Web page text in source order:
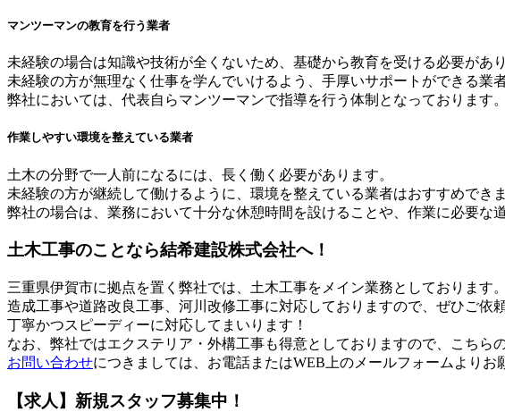
マンツーマンの教育を行う業者
未経験の場合は知識や技術が全くないため、基礎から教育を受ける必要があり
未経験の方が無理なく仕事を学んでいけるよう、手厚いサポートができる業
弊社においては、代表自らマンツーマンで指導を行う体制となっております。
作業しやすい環境を整えている業者
土木の分野で一人前になるには、長く働く必要があります。
未経験の方が継続して働けるように、環境を整えている業者はおすすめできま
弊社の場合は、業務において十分な休憩時間を設けることや、作業に必要な
土木工事のことなら結希建設株式会社へ！
三重県伊賀市に拠点を置く弊社では、土木工事をメイン業務としております。
造成工事や道路改良工事、河川改修工事に対応しておりますので、ぜひご依頼
丁寧かつスピーディーに対応してまいります！
なお、弊社ではエクステリア・外構工事も得意としておりますので、こちら
お問い合わせにつきましては、お電話またはWEB上のメールフォームよりお
【求人】新規スタッフ募集中！